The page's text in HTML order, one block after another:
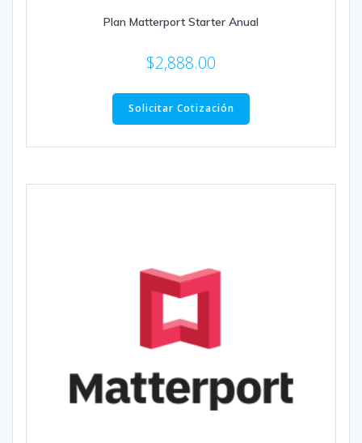
Plan Matterport Starter Anual
$2,888.00
Solicitar Cotización